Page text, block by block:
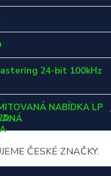
24-bit 100kHz
NABÍDKA LP
ČESKÉ ZNAČKY: